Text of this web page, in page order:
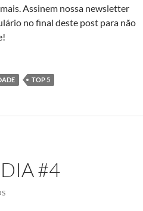
Assinem nossa newsletter
no final deste post para não
TOP 5
#4